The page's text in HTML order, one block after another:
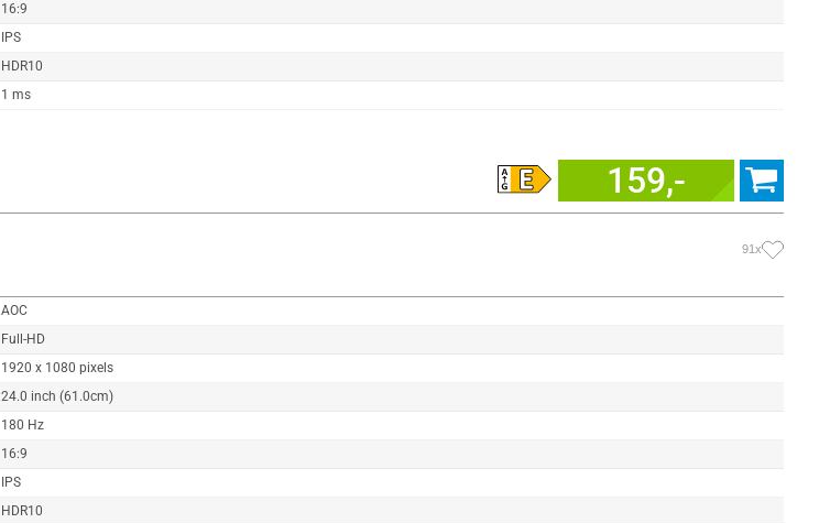
16:9
IPS
HDR10
1 ms
159,-
91x
AOC
Full-HD
1920 x 1080 pixels
24.0 inch (61.0cm)
180 Hz
16:9
IPS
HDR10